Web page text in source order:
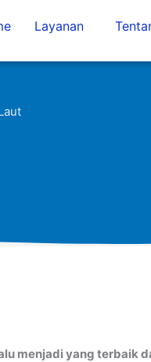
Layanan
menjadi yang terbaik